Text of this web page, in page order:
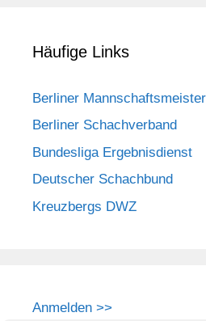
Häufige Links
Berliner
Berliner Schachverband
Bundesliga Ergebnisdienst
Deutscher Schachbund
Kreuzbergs DWZ
Anmelden >>